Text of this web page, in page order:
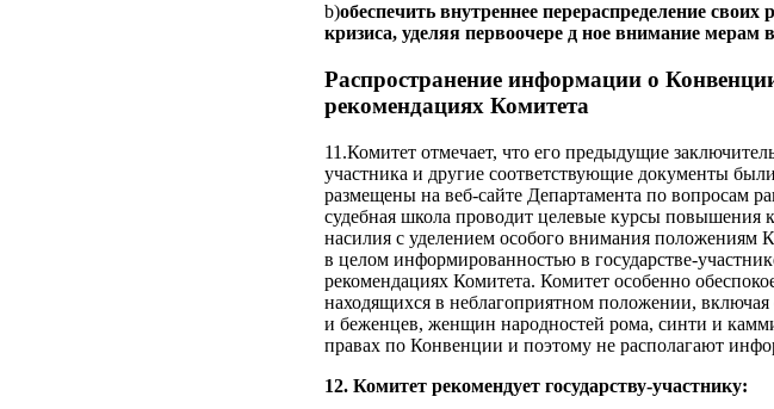
b)обеспечить внутреннее перераспределение
кризиса, уделяя первоочере д ное внимание мерам
Распространение информации о
рекомендациях Комитета
11.Комитет отмечает, что его предыдущие
участника и другие соответствующие документы
размещены на веб-сайте Департамента по вопросам
судебная школа проводит целевые курсы
насилия с уделением особого внимания положениям
в целом информированностью в государстве-
рекомендациях Комитета. Комитет особенно
находящихся в неблагоприятном положении,
и беженцев, женщин народностей рома, синти и
правах по Конвенции и поэтому не располагают
12. Комитет рекомендует государству-участнику: